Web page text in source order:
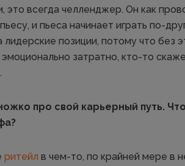
это всегда челленджер. Он как
и пьеса начинает играть по-
лидерские позиции, потому что без
затратно, кто-то
про свой карьерный путь.
ритейл в чем-то, по крайней мере в